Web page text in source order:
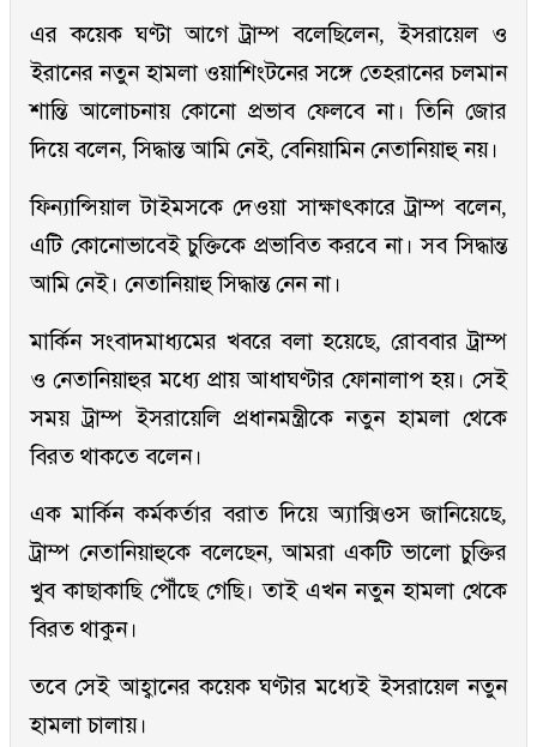
এর কয়েক ঘণ্টা আগে ট্রাম্প বলেছিলেন, ইসরায়েল ও
ইরানের নতুন হামলা ওয়াশিংটনের সঙ্গে তেহরানের চলমান
শান্তি আলোচনায় কোনো প্রভাব ফেলবে না। তিনি জোর
দিয়ে বলেন, সিদ্ধান্ত আমি নেই, বেনিয়ামিন নেতানিয়াহু নয়।
ফিন্যান্সিয়াল টাইমসকে দেওয়া সাক্ষাৎকারে ট্রাম্প বলেন,
এটি কোনোভাবেই চুক্তিকে প্রভাবিত করবে না। সব সিদ্ধান্ত
আমি নেই। নেতানিয়াহু সিদ্ধান্ত নেন না।
মার্কিন সংবাদমাধ্যমের খবরে বলা হয়েছে, রোববার ট্রাম্প
ও নেতানিয়াহুর মধ্যে প্রায় আধাঘণ্টার ফোনালাপ হয়। সেই
সময় ট্রাম্প ইসরায়েলি প্রধানমন্ত্রীকে নতুন হামলা থেকে
বিরত থাকতে বলেন।
এক মার্কিন কর্মকর্তার বরাত দিয়ে অ্যাক্সিওস জানিয়েছে,
ট্রাম্প নেতানিয়াহুকে বলেছেন, আমরা একটি ভালো চুক্তির
খুব কাছাকাছি পৌঁছে গেছি। তাই এখন নতুন হামলা থেকে
বিরত থাকুন।
তবে সেই আহ্বানের কয়েক ঘণ্টার মধ্যেই ইসরায়েল নতুন
হামলা চালায়।